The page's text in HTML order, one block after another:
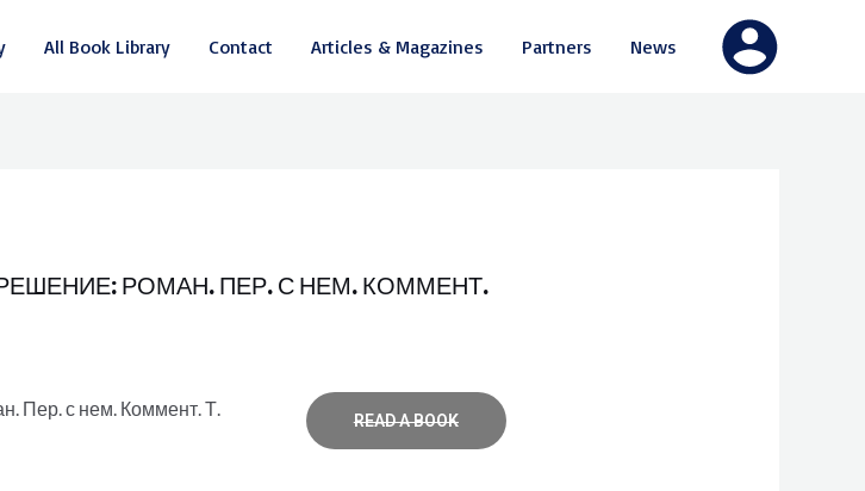
All Book Library Contact Articles & Magazines Partners News
РОМАН. ПЕР. С НЕМ. КОММЕНТ.
Пер. с нем. Коммент. Т.
READ A BOOK